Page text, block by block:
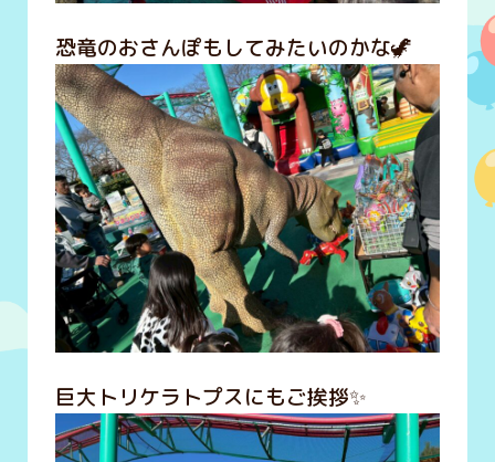
恐竜のおさんぽもしてみたいのかな🦖
巨大トリケラトプスにもご挨拶✨